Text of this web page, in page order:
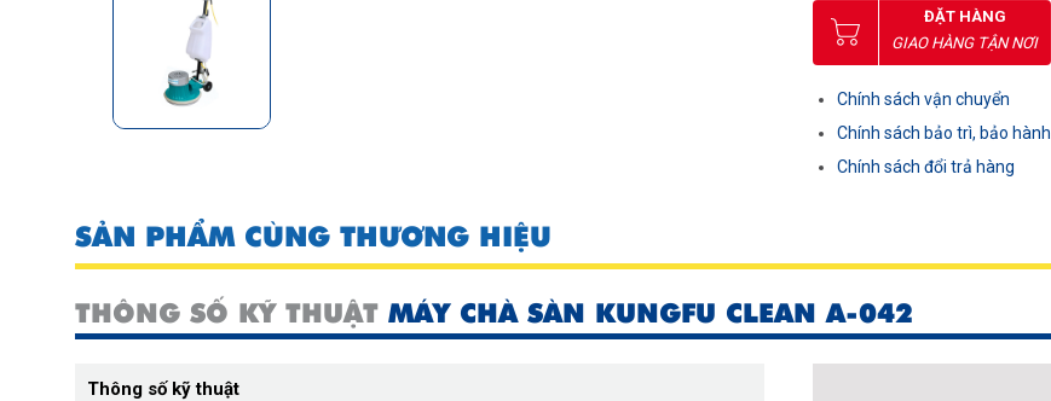
ĐẶT HÀNG
GIAO HÀNG TẬN NƠI
Chính sách vận chuyển
Chính sách bảo trì, bảo hành
Chính sách đổi trả hàng
SẢN PHẨM CÙNG THƯƠNG HIỆU
THÔNG SỐ KỸ THUẬT MÁY CHÀ SÀN KUNGFU CLEAN A-042
Thông số kỹ thuật